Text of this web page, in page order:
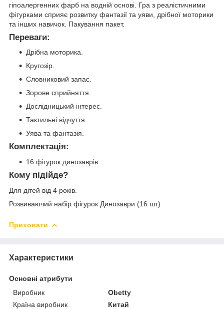
гіпоалергенних фарб на водній основі. Гра з реалістичними
фігурками сприяє розвитку фантазії та уяви, дрібної моторики
та інших навичок. Пакування пакет.
Переваги:
Дрібна моторика.
Кругозір.
Словниковий запас.
Зорове сприйняття.
Дослідницький інтерес.
Тактильні відчуття.
Уява та фантазія.
Комплектація:
16 фігурок динозаврів.
Кому підійде?
Для дітей від 4 років.
Розвиваючий набір фігурок Динозаври (16 шт)
Приховати
Характеристики
Основні атрибути
Виробник
Obetty
Країна виробник
Китай